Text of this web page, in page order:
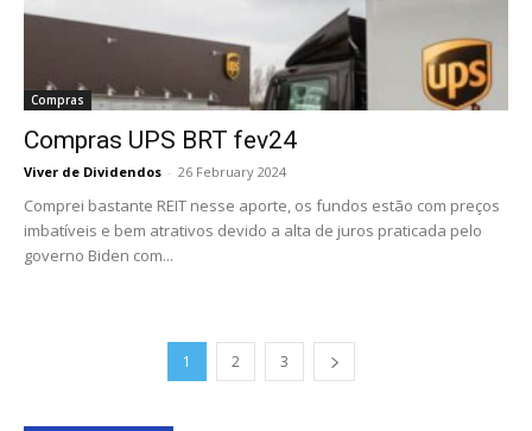
Compras
Compras UPS BRT fev24
Viver de Dividendos - 26 February 2024
Comprei bastante REIT nesse aporte, os fundos estão com preços
imbatíveis e bem atrativos devido a alta de juros praticada pelo
governo Biden com...
1 2 3